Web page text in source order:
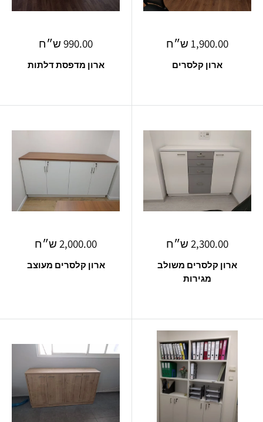
מחיר
1,900.00 ש״ח
ארון קלסרים
מחיר
990.00 ש״ח
ארון מדפסת דלתות
מחיר
2,300.00 ש״ח
ארון קלסרים משולב
מגירות
מחיר
2,000.00 ש״ח
ארון קלסרים מעוצב